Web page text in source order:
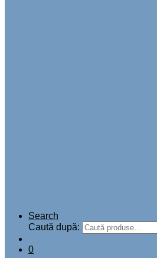
Search
Caută după:
0